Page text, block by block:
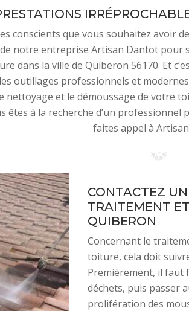
conscients que vous souhaitez avoir
notre entreprise Artisan Dantot pour
dans la ville de Quiberon 56170. Et
outillages professionnels et
nettoyage et le démoussage de votre
êtes à la recherche d’un
faites appel à
CONTACTEZ
TRAITEMENT
QUIBERON
Concernant le
toiture, cela doit
Premièrement, il faut
déchets, puis passer
prolifération des